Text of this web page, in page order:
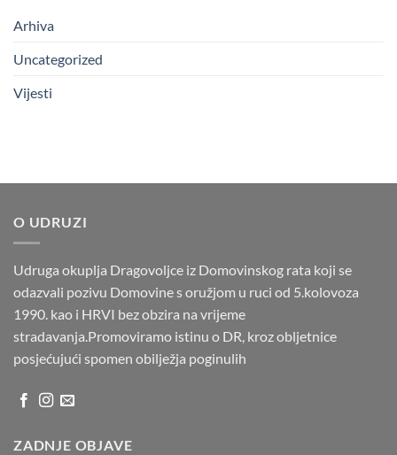
Arhiva
Uncategorized
Vijesti
O UDRUZI
Udruga okuplja Dragovoljce iz Domovinskog rata koji se
odazvali pozivu Domovine s oružjom u ruci od 5.kolovoza
1990. kao i HRVI bez obzira na vrijeme
stradavanja.Promoviramo istinu o DR, kroz obljetnice
posjećujući spomen obilježja poginulih
ZADNJE OBJAVE